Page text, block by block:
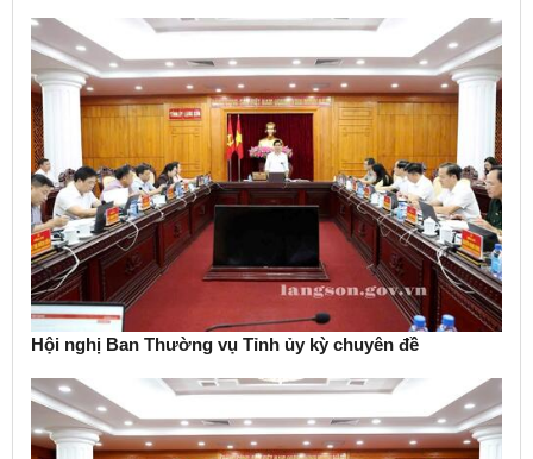
Hội nghị Ban Thường vụ Tỉnh ủy kỳ chuyên đề